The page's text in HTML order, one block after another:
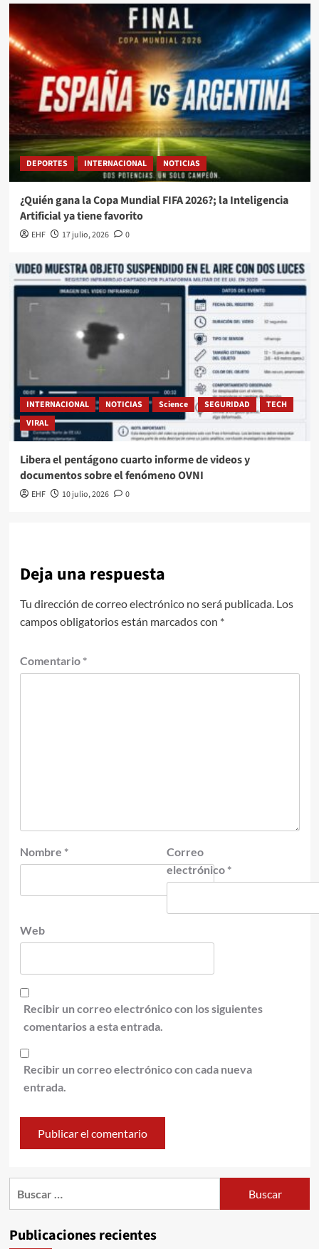
DEPORTES INTERNACIONAL NOTICIAS
¿Quién gana la Copa Mundial FIFA 2026?; la Inteligencia
Artificial ya tiene favorito
EHF 17 julio, 2026 0
INTERNACIONAL NOTICIAS Science SEGURIDAD
TECH
VIRAL
Libera el pentágono cuarto informe de videos y
documentos sobre el fenómeno OVNI
EHF 10 julio, 2026 0
Deja una respuesta
Tu dirección de correo electrónico no será publicada. Los
campos obligatorios están marcados con *
Comentario *
Nombre *
Correo
electrónico *
Web
Recibir un correo electrónico con los siguientes
comentarios a esta entrada.
Recibir un correo electrónico con cada nueva
entrada.
Publicaciones recientes